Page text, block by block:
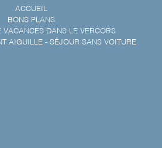
ACCUEIL
BONS PLANS
VACANCES DANS LE VERCORS
AIGUILLE - SÉJOUR SANS VOITURE